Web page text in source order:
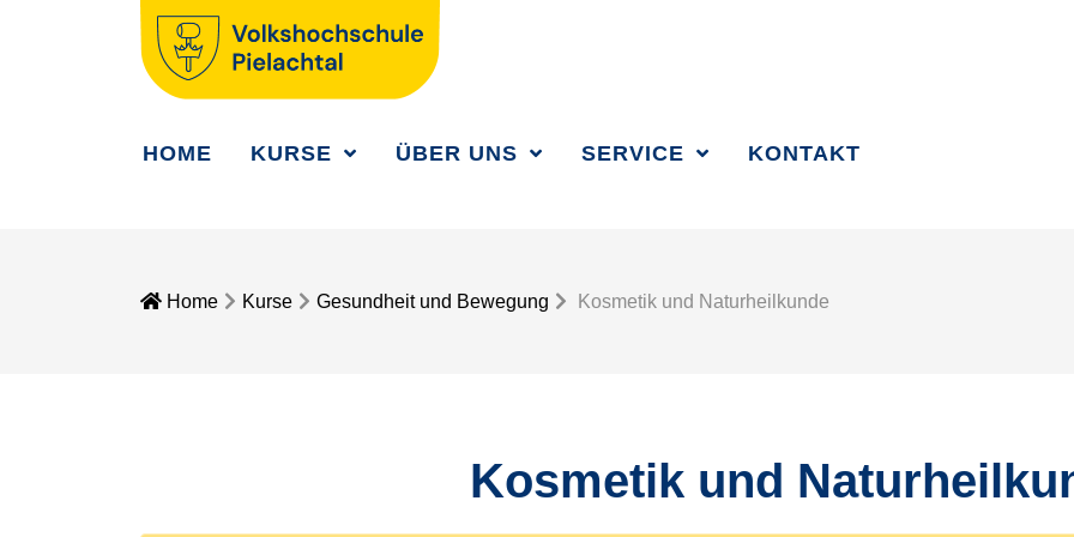
HOME KURSE ÜBER UNS SERVICE KONTAKT
Home Kurse Gesundheit und Bewegung Kosmetik und Naturheilkunde
Kosmetik und